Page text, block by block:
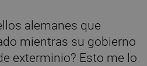
alemanes que
mientras su gobierno
exterminio? Esto me lo